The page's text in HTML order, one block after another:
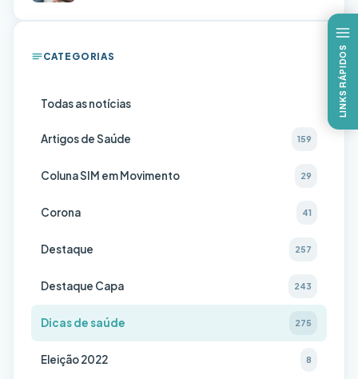
CATEGORIAS
Todas as notícias
Artigos de Saúde 159
Coluna SIM em Movimento 29
Corona 41
Destaque 257
Destaque Capa 243
Dicas de saúde 275
Eleição 2022 8
LINKS RÁPIDOS